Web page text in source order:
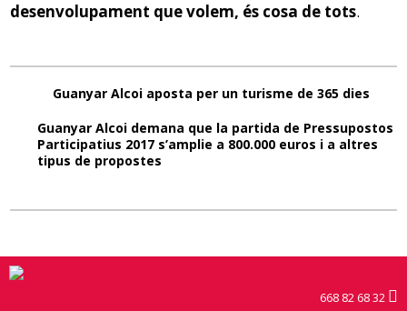
desenvolupament que volem, és cosa de tots.
Guanyar Alcoi aposta per un turisme de 365 dies
Guanyar Alcoi demana que la partida de Pressupostos
Participatius 2017 s’amplie a 800.000 euros i a altres
tipus de propostes
668 82 68 32